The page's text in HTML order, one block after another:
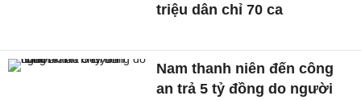
triệu dân chỉ 70 ca
Nam thanh niên đến công
an trả 5 tỷ đồng do người